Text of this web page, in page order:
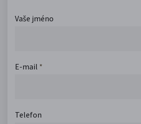
Vaše jméno
E-mail *
Telefon